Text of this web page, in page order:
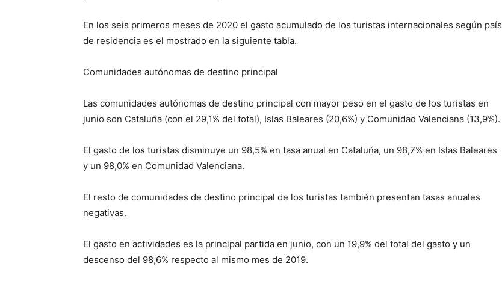
En los seis primeros meses de 2020 el gasto acumulado de los turistas internacionales según país
de residencia es el mostrado en la siguiente tabla.
Comunidades autónomas de destino principal
Las comunidades autónomas de destino principal con mayor peso en el gasto de los turistas en
junio son Cataluña (con el 29,1% del total), Islas Baleares (20,6%) y Comunidad Valenciana (13,9%).
El gasto de los turistas disminuye un 98,5% en tasa anual en Cataluña, un 98,7% en Islas Baleares
y un 98,0% en Comunidad Valenciana.
El resto de comunidades de destino principal de los turistas también presentan tasas anuales
negativas.
El gasto en actividades es la principal partida en junio, con un 19,9% del total del gasto y un
descenso del 98,6% respecto al mismo mes de 2019.